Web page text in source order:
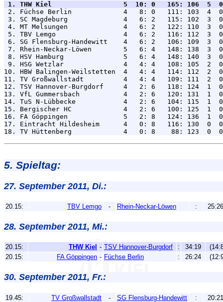
1. THW Kiel                  5  10: 0   165: 106  5
2. Füchse Berlin             4   8: 0   111: 103  4
3. SC Magdeburg              4   6: 2   115: 102  3
4. MT Melsungen              4   6: 2   122: 110  3
5. TBV Lemgo                 4   6: 2   116: 112  3
6. SG Flensburg-Handewitt    4   6: 2   106: 109  3
7. Rhein-Neckar-Löwen        5   6: 4   148: 138  3
8. HSV Hamburg               5   6: 4   148: 140  3
9. HSG Wetzlar               4   4: 4   108: 105  2
10. HBW Balingen-Weilstetten  4   4: 4   114: 112  2
11. TV Großwallstadt          4   4: 4   109: 111  2
12. TSV Hannover-Burgdorf     4   2: 6   118: 124  1
13. VfL Gummersbach           4   2: 6   120: 131  1
14. TuS N-Lübbecke            4   2: 6   104: 115  1
15. Bergischer HC             4   2: 6   100: 125  1
16. FA Göppingen              5   2: 8   124: 136  1
17. Eintracht Hildesheim      4   0: 8   116: 130  0
5. Spieltag:
27. September 2011, Di.:
20.15: TBV Lemgo - Rhein-Neckar-Löwen : 25:26
28. September 2011, Mi.:
20.15: THW Kiel - TSV Hannover-Burgdorf : 34:19
20.15:
FA Göppingen - Füchse Berlin : 26:24
30. September 2011, Fr.:
19.45: TV Großwallstadt - SG Flensburg-Handewitt : 20:21